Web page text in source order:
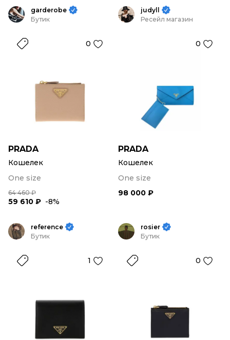
garderobe
Бутик
0
PRADA
Кошелек
One size
64 460 ₽
59 610 ₽ -8%
judyll
Ресейл магазин
0
PRADA
Кошелек
One size
98 000 ₽
reference
Бутик
1
rosier
Бутик
0